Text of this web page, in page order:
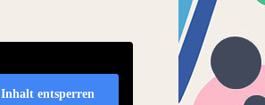
Inhalt entsperren